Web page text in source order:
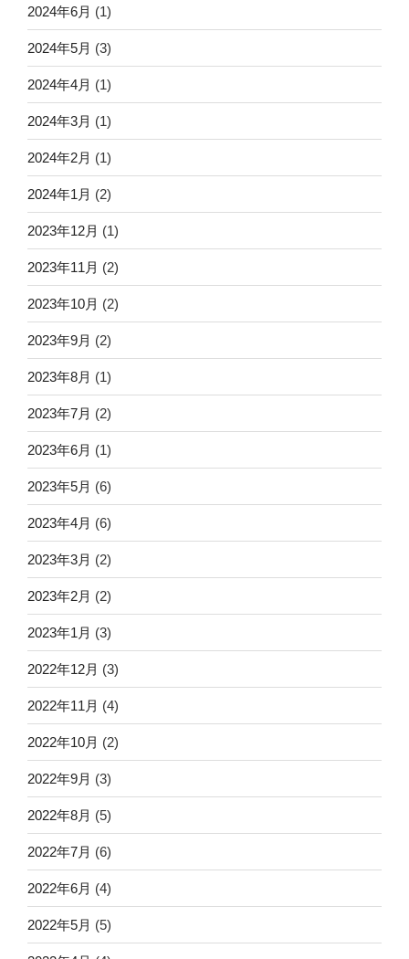
2024年6月 (1)
2024年5月 (3)
2024年4月 (1)
2024年3月 (1)
2024年2月 (1)
2024年1月 (2)
2023年12月 (1)
2023年11月 (2)
2023年10月 (2)
2023年9月 (2)
2023年8月 (1)
2023年7月 (2)
2023年6月 (1)
2023年5月 (6)
2023年4月 (6)
2023年3月 (2)
2023年2月 (2)
2023年1月 (3)
2022年12月 (3)
2022年11月 (4)
2022年10月 (2)
2022年9月 (3)
2022年8月 (5)
2022年7月 (6)
2022年6月 (4)
2022年5月 (5)